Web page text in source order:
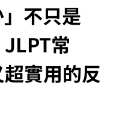
」不只是
JLPT常
實用的反